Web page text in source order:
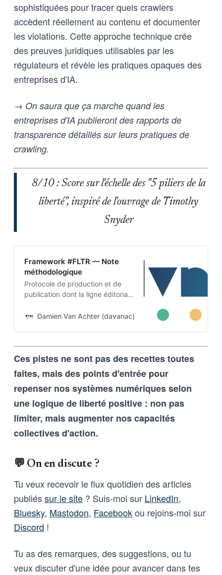
sophistiquées pour tracer quels crawlers
accèdent réellement au contenu et documenter
les violations. Cette approche technique crée
des preuves juridiques utilisables par les
régulateurs et révèle les pratiques opaques des
entreprises d'IA.
→ On saura que ça marche quand les
entreprises d'IA publieront des rapports de
transparence détaillés sur leurs pratiques de
crawling.
8/10 : Score sur l'échelle des "5 piliers de la
liberté", inspiré de l'ouvrage de Timothy
Snyder
Framework #FLTR — Note
méthodologique
Protocole de production et de
publication dont la ligne éditoriale
projet. Cette architecture auto-
techniques, imposées tant aux
outils d’intelligence artificielle
et vice-versa
Damien Van Achter (davanac) Damien Van Achter
Ces pistes ne sont pas des recettes toutes
faites, mais des points d'entrée pour
repenser nos systèmes numériques selon
une logique de liberté positive : non pas
limiter, mais augmenter nos capacités
collectives d'action.
💬 On en discute ?
Tu veux recevoir le flux quotidien des articles
publiéssur le site ? Suis-moi sur LinkedIn,
Bluesky, Mastodon, Facebookou rejoins-moi sur
Discord !
Tu as des remarques, des suggestions, ou tu
veux discuter d'une idée pour avancer dans tes